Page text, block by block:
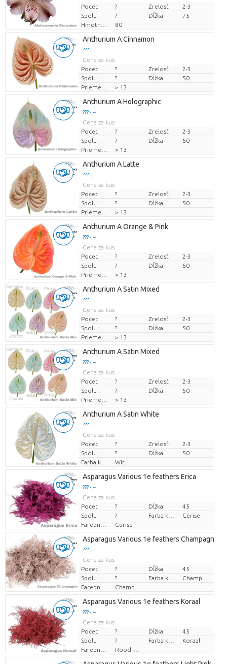
Pocet
? Zrelosť
2-3
Spolu :
? Dĺžka
75
80
Anthurium A Cinnamon
??? -,--
Cena za kus
Pocet
? Zrelosť
2-3
Spolu :
? Dĺžka
50
> 13
Anthurium A Holographic
??? -,--
Cena za kus
Pocet
? Zrelosť
2-3
Spolu :
? Dĺžka
50
> 13
Anthurium A Latte
??? -,--
Cena za kus
Pocet
? Zrelosť
2-3
Spolu :
? Dĺžka
50
> 13
Anthurium A Orange & Pink
??? -,--
Cena za kus
Pocet
? Zrelosť
2-3
Spolu :
? Dĺžka
50
> 13
Anthurium A Satin Mixed
??? -,--
Cena za kus
Pocet
? Zrelosť
2-3
Spolu :
? Dĺžka
50
> 13
Anthurium A Satin Mixed
??? -,--
Cena za kus
Pocet
? Zrelosť
2-3
Spolu :
? Dĺžka
50
> 13
Anthurium A Satin White
??? -,--
Cena za kus
Pocet
? Zrelosť
2-3
Spolu :
? Dĺžka
50
Farba kvetu
Wit
Asparagus Various 1e feathers Erica
??? -,--
Cena za kus
Pocet
? Dĺžka
45
Spolu :
?
Cerise
Cerise
Asparagus Various 1e feathers Champagne
??? -,--
Cena za kus
Pocet
? Dĺžka
45
Spolu :
?
Asparagus Various 1e feathers Koraal
??? -,--
Cena za kus
Pocet
? Dĺžka
45
Spolu :
?
Koraal
Roodroze